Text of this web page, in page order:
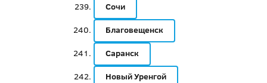
Сочи
Благовещенск
Саранск
Новый Уренгой